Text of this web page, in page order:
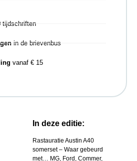
In deze editie:
Rastauratie Austin A40
somerset – Waar gebeurd
met… MG, Ford, Commer,
tijdschriften
in de brievenbus
vanaf € 15